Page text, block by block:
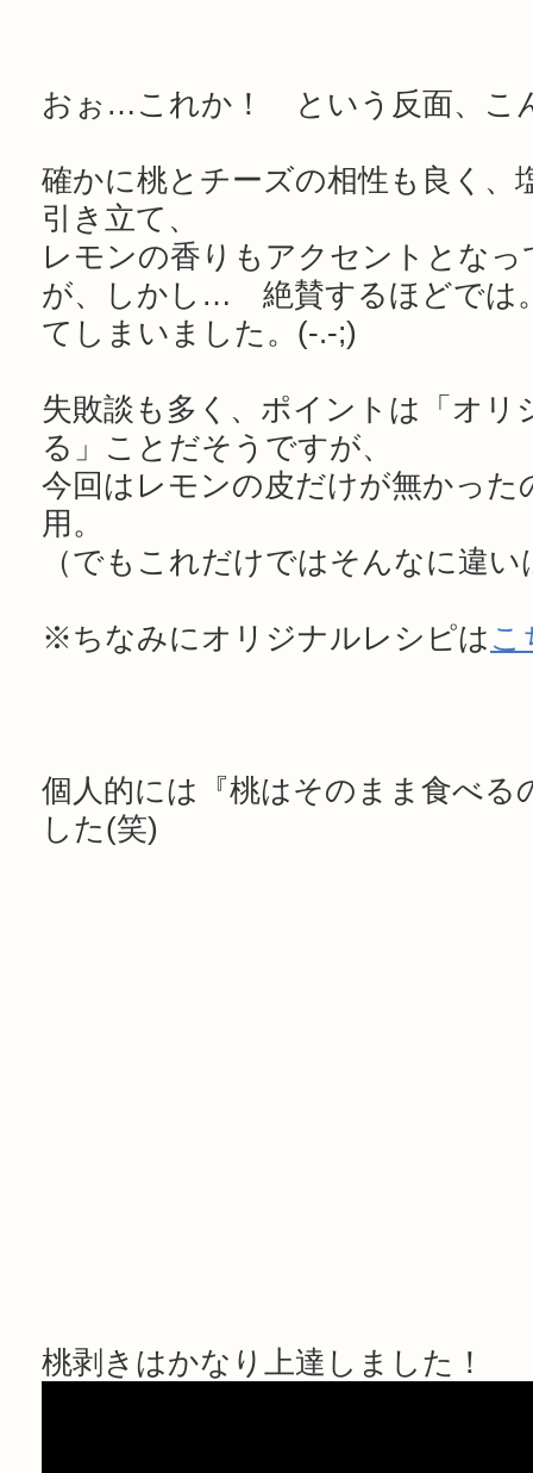
おぉ…これか！ という反面、
確かに桃とチーズの相性も良く、
引き立て、
レモンの香りもアクセントとなっ
が、しかし… 絶賛するほどでは
てしまいました。(-.-;)
失敗談も多く、ポイントは「オリ
る」ことだそうですが、
今回はレモンの皮だけが無かった
用。
（でもこれだけではそんなに違
※ちなみにオリジナルレシピは こ
個人的には『桃はそのまま食べる
した(笑)
桃剥きはかなり上達しました！